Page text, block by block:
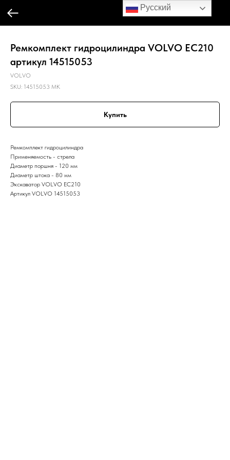
Русский
Ремкомплект гидроцилиндра VOLVO EC210
артикул 14515053
VOLVO
SKU: 14515053 MK
Купить
Ремкомплект гидроцилиндра
Применяемость - стрела
Диаметр поршня - 120 мм
Диаметр штока - 80 мм
Экскаватор VOLVO EC210
Артикул VOLVO 14515053